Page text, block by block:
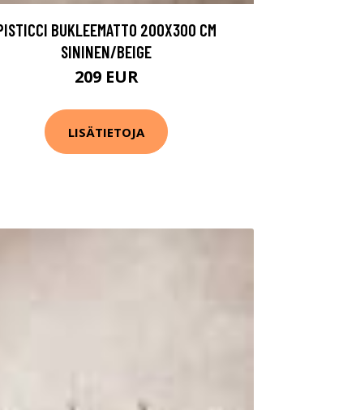
BUKLEEMATTO 200X300 CM
SININEN/BEIGE
209 EUR
LISÄTIETOJA